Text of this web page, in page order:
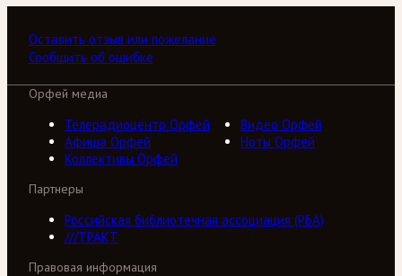
Оставить отзыв или пожелание
Сообщить об ошибке
Орфей медиа
Телерадиоцентр Орфей
Видео Орфей
Афиша Орфей
Ноты Орфей
Коллективы Орфей
Партнеры
Российская библиотечная ассоциация (РБА)
///ТРАКТ
Правовая информация